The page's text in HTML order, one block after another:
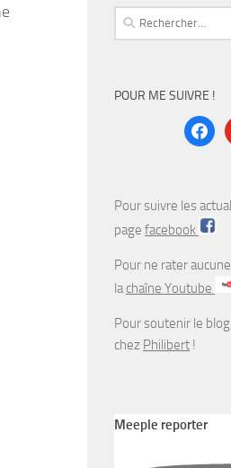
Rechercher :
POUR ME SUIVRE !
Pour suivre les
page facebook
Pour ne rater
lachaîne Youtube
Pour soutenir le
chez Philibert !
Meeple reporter